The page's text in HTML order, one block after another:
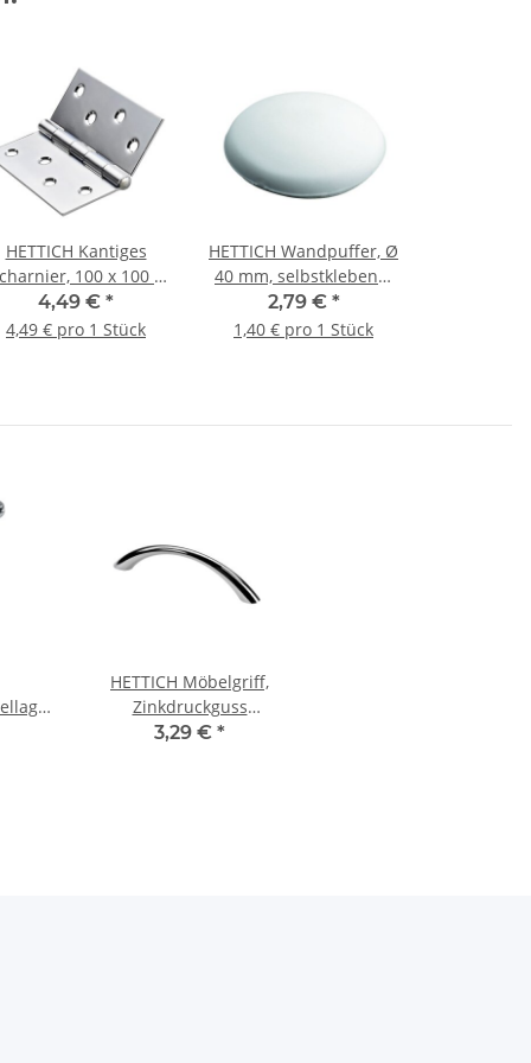
HETTICH Kantiges
100 x 100 x
mm, Stahl verzinkt
4,49 € *
4,49 € pro 1 Stück
HETTICH Wandpuffer, Ø
40 mm, selbstklebend,
weiß, Kunststoff, 2
Stück
2,79 € *
1,40 € pro 1 Stück
HETTICH Möbelgriff,
Zinkdruckguss
verchromt, BA 96 mm
3,29 € *